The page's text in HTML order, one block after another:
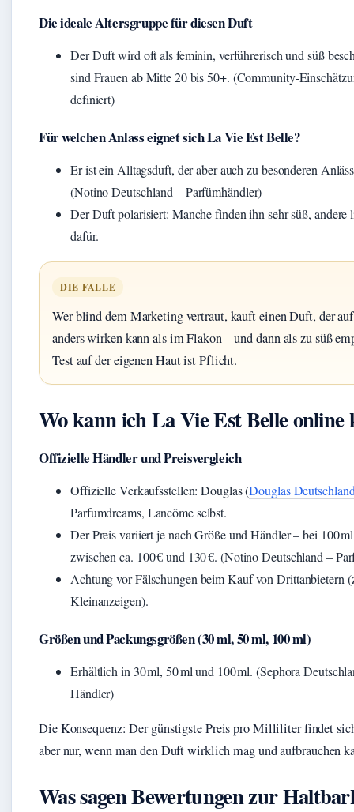
Die ideale Altersgruppe für diesen Duft
Der Duft wird oft als feminin, verführerisch und süß
sind Frauen ab Mitte 20 bis 50+. (Community-
definiert)
Für welchen Anlass eignet sich La Vie Est Belle?
Er ist ein Alltagsduft, der aber auch zu besonderen
(Notino Deutschland – Parfümhändler)
Der Duft polarisiert: Manche finden ihn sehr süß, andere
dafür.
DIE FALLE
Wer blind dem Marketing vertraut, kauft einen Duft, der
anders wirken kann als im Flakon – und dann als zu süß
Test auf der eigenen Haut ist Pflicht.
Wo kann ich La Vie Est Belle online
Offizielle Händler und Preisvergleich
Offizielle Verkaufsstellen: Douglas (Douglas
Parfumdreams, Lancôme selbst.
Der Preis variiert je nach Größe und Händler – bei 100
zwischen ca. 100 € und 130 €. (Notino Deutschland –
Achtung vor Fälschungen beim Kauf von Drittanbietern
Kleinanzeigen).
Größen und Packungsgrößen (30 ml, 50 ml, 100 ml)
Erhältlich in 30 ml, 50 ml und 100 ml. (Sephora
Händler)
Die Konsequenz: Der günstigste Preis pro Milliliter findet
aber nur, wenn man den Duft wirklich mag und aufbrauchen
Was sagen Bewertungen zur